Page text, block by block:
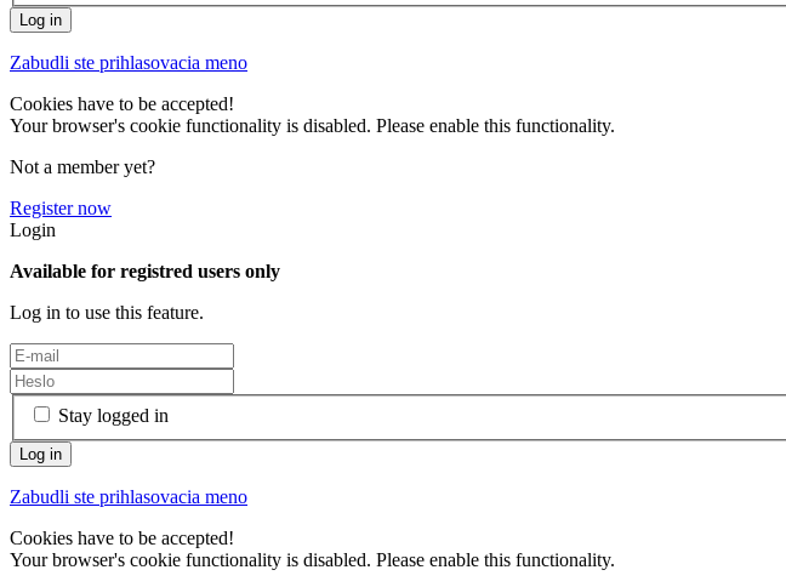
Zabudli ste prihlasovacia meno
Cookies have to be accepted!
Your browser's cookie functionality is disabled. Please enable this functionality.
Not a member yet?
Register now
Login
Available for registred users only
Log in to use this feature.
Stay logged in
Zabudli ste prihlasovacia meno
Cookies have to be accepted!
Your browser's cookie functionality is disabled. Please enable this functionality.